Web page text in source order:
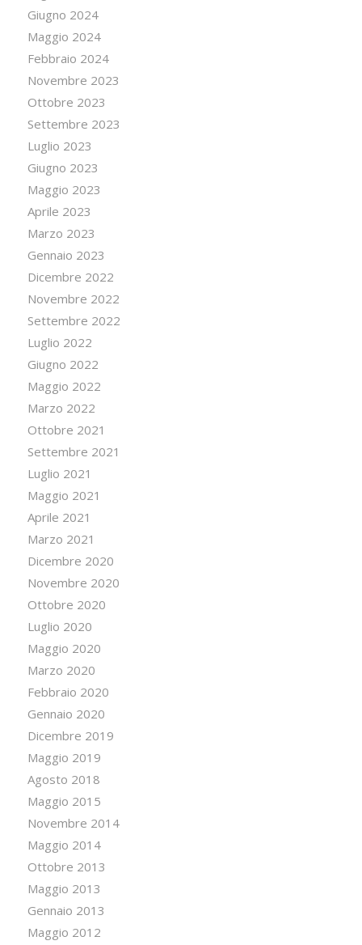
Giugno 2024
Maggio 2024
Febbraio 2024
Novembre 2023
Ottobre 2023
Settembre 2023
Luglio 2023
Giugno 2023
Maggio 2023
Aprile 2023
Marzo 2023
Gennaio 2023
Dicembre 2022
Novembre 2022
Settembre 2022
Luglio 2022
Giugno 2022
Maggio 2022
Marzo 2022
Ottobre 2021
Settembre 2021
Luglio 2021
Maggio 2021
Aprile 2021
Marzo 2021
Dicembre 2020
Novembre 2020
Ottobre 2020
Luglio 2020
Maggio 2020
Marzo 2020
Febbraio 2020
Gennaio 2020
Dicembre 2019
Maggio 2019
Agosto 2018
Maggio 2015
Novembre 2014
Maggio 2014
Ottobre 2013
Maggio 2013
Gennaio 2013
Maggio 2012